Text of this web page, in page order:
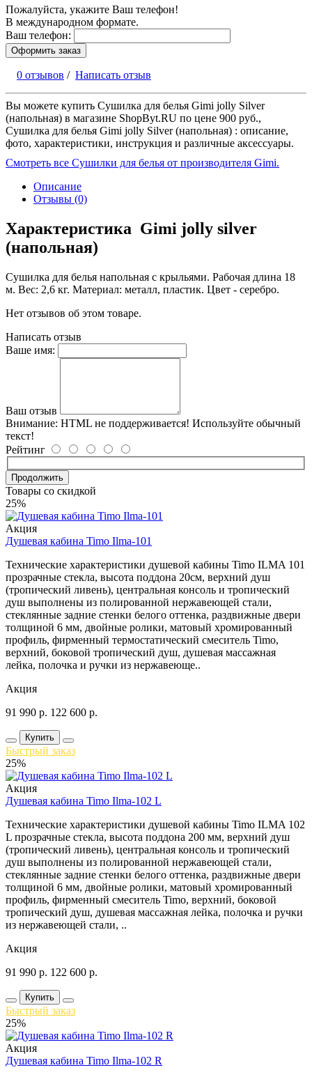
Пожалуйста, укажите Ваш телефон!
В международном формате.
Ваш телефон:
Оформить заказ
0 отзывов / Написать отзыв
Вы можете купить Сушилка для белья Gimi jolly Silver
(напольная) в магазине ShopByt.RU по цене 900 руб.,
Сушилка для белья Gimi jolly Silver (напольная) : описание,
фото, характеристики, инструкция и различные аксессуары.
Смотреть все Сушилки для белья от производителя Gimi.
Описание
Отзывы (0)
Характеристика Gimi jolly silver
(напольная)
Сушилка для белья напольная с крыльями. Рабочая длина 18
м. Вес: 2,6 кг. Материал: металл, пластик. Цвет - серебро.
Нет отзывов об этом товаре.
Написать отзыв
Ваше имя:
Ваш отзыв
Внимание: HTML не поддерживается! Используйте обычный
текст!
Рейтинг
Продолжить
Товары со скидкой
25%
Акция
Душевая кабина Timo Ilma-101
Технические характеристики душевой кабины Timo ILMA 101
прозрачные стекла, высота поддона 20см, верхний душ
(тропический ливень), центральная консоль и тропический
душ выполнены из полированной нержавеющей стали,
стеклянные задние стенки белого оттенка, раздвижные двери
толщиной 6 мм, двойные ролики, матовый хромированный
профиль, фирменный термостатический смеситель Timo,
верхний, боковой тропический душ, душевая массажная
лейка, полочка и ручки из нержавеюще..
Акция
91 990 р. 122 600 р.
Купить
Быстрый заказ
25%
Акция
Душевая кабина Timo Ilma-102 L
Технические характеристики душевой кабины Timo ILMA 102
L прозрачные стекла, высота поддона 200 мм, верхний душ
(тропический ливень), центральная консоль и тропический
душ выполнены из полированной нержавеющей стали,
стеклянные задние стенки белого оттенка, раздвижные двери
толщиной 6 мм, двойные ролики, матовый хромированный
профиль, фирменный смеситель Timo, верхний, боковой
тропический душ, душевая массажная лейка, полочка и ручки
из нержавеющей стали, ..
Акция
91 990 р. 122 600 р.
Купить
Быстрый заказ
25%
Акция
Душевая кабина Timo Ilma-102 R